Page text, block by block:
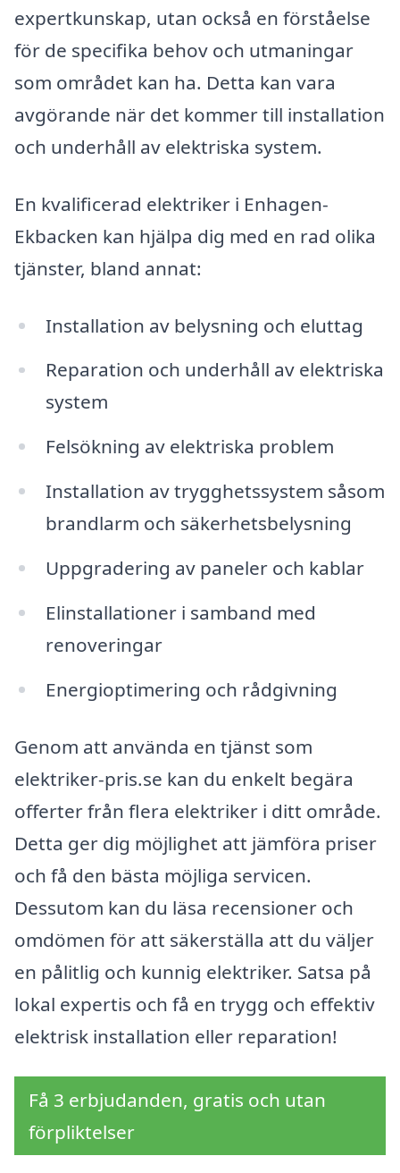
expertkunskap, utan också en förståelse
för de specifika behov och utmaningar
som området kan ha. Detta kan vara
avgörande när det kommer till installation
och underhåll av elektriska system.
En kvalificerad elektriker i Enhagen-
Ekbacken kan hjälpa dig med en rad olika
tjänster, bland annat:
Installation av belysning och eluttag
Reparation och underhåll av elektriska
system
Felsökning av elektriska problem
Installation av trygghetssystem såsom
brandlarm och säkerhetsbelysning
Uppgradering av paneler och kablar
Elinstallationer i samband med
renoveringar
Energioptimering och rådgivning
Genom att använda en tjänst som
elektriker-pris.se kan du enkelt begära
offerter från flera elektriker i ditt område.
Detta ger dig möjlighet att jämföra priser
och få den bästa möjliga servicen.
Dessutom kan du läsa recensioner och
omdömen för att säkerställa att du väljer
en pålitlig och kunnig elektriker. Satsa på
lokal expertis och få en trygg och effektiv
elektrisk installation eller reparation!
Få 3 erbjudanden, gratis och utan
förpliktelser